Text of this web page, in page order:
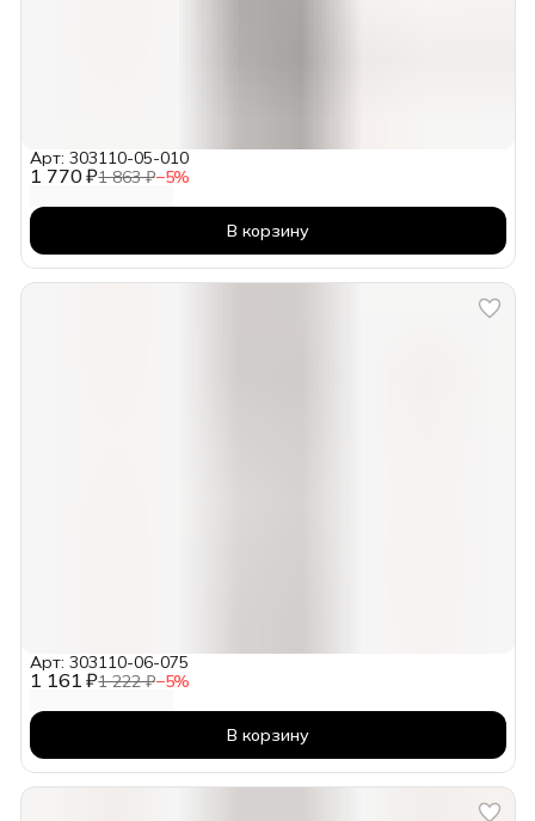
1 770 ₽1 863 ₽−5%
Арт: 303110-05-010
В корзину
1 161 ₽1 222 ₽−5%
Арт: 303110-06-075
В корзину